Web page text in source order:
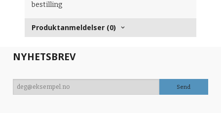
bestilling
Produktanmeldelser (0)
NYHETSBREV